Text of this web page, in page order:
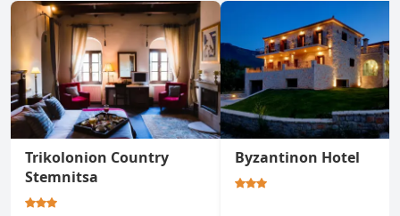
Trikolonion Country
Stemnitsa
Byzantinon Hotel